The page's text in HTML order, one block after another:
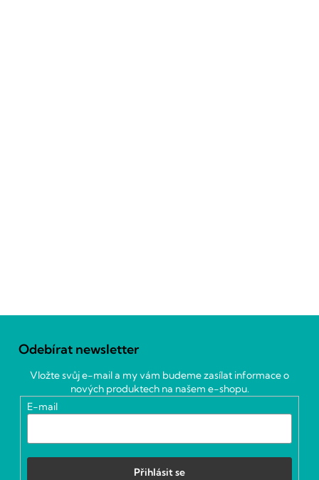
Odebírat newsletter
Vložte svůj e-mail a my vám budeme zasílat informace o
nových produktech na našem e-shopu.
E-mail
Přihlásit se